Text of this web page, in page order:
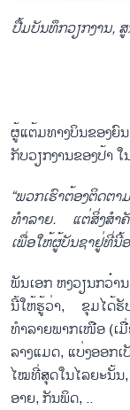
ປື້ມບັນທຶກວຽກງານ,
ຜູ້​ແຕ້ມ​ທາງ​ບິນ​ຂອງ​ຍົ
ກັບ​ວຽກ​ງານຂອງ​ປ້າ
“ພວກ​ເຮົາ​ຕ້ອງ​ຕິດ​ຕ
ທຳ​ລາຍ. ແຕ່​ສິ່ງ​ສຳ​
ເພື່ອ​ໃຫ້​ຜູ້​ບັນ​ຊາ​ຢູ່​ທີ່ນີ້​
ພັນ​ເອກ ຫງວຽນ​ກວ໋
ນີ້​ໃຫ້​ຮູ້​ວ່າ, ຂຸມ​ໄດ້​ຮັ
ທຳ​ລາຍ​ພາກ​ເໜືອ (ເ
ລາງ​ແມດ, ແບ່​ງອອກ
ໄໝ​ທີ່​ສຸດ​ໃນ​ໄລ​ຍະ​ນັ້
ອາຍ, ກັນ​ພິດ, ..